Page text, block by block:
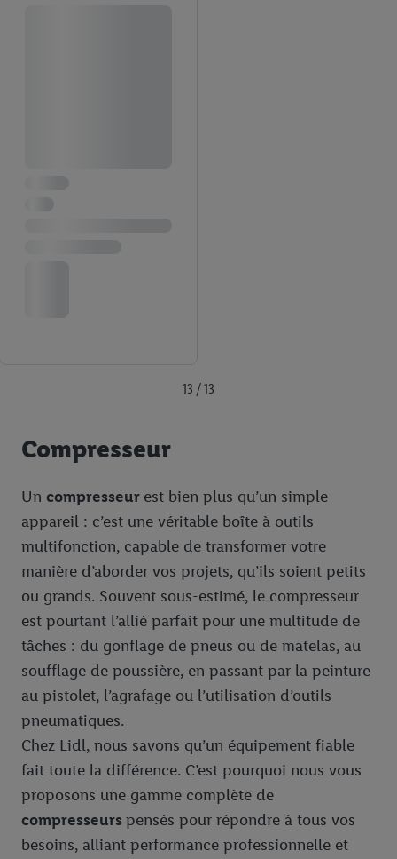
13 / 13
Compresseur
Un compresseur est bien plus qu’un simple
appareil : c’est une véritable boîte à outils
multifonction, capable de transformer votre
manière d’aborder vos projets, qu’ils soient petits
ou grands. Souvent sous-estimé, le compresseur
est pourtant l’allié parfait pour une multitude de
tâches : du gonflage de pneus ou de matelas, au
soufflage de poussière, en passant par la peinture
au pistolet, l’agrafage ou l’utilisation d’outils
pneumatiques.
Chez Lidl, nous savons qu’un équipement fiable
fait toute la différence. C’est pourquoi nous vous
proposons une gamme complète de
compresseurspensés pour répondre à tous vos
besoins, alliant performance professionnelle et